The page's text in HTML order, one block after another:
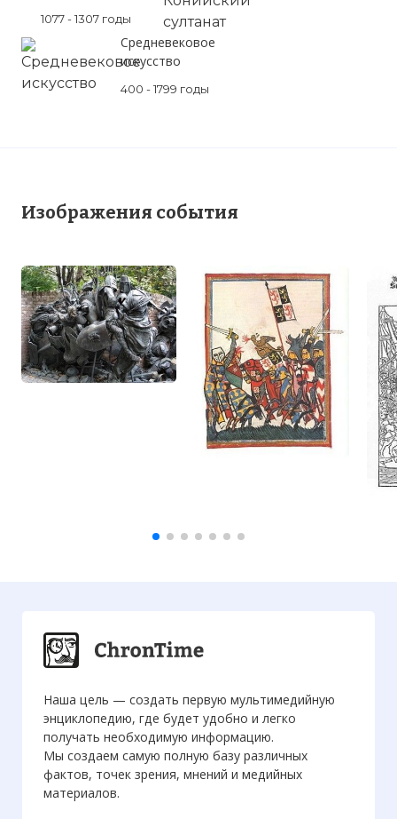
1077 - 1307 годы
Средневековое
искусство
400 - 1799 годы
Изображения события
Наша цель — создать первую мультимедийную
энциклопедию, где будет удобно и легко
получать необходимую информацию.
Мы создаем самую полную базу различных
фактов, точек зрения, мнений и медийных
материалов.